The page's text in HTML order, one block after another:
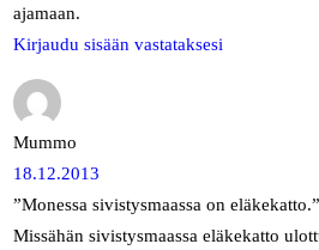
ajamaan.
Kirjaudu sisään vastataksesi
Mummo
18.12.2013
”Monessa sivistysmaassa on eläkekatto.”
Missähän sivistysmaassa eläkekatto